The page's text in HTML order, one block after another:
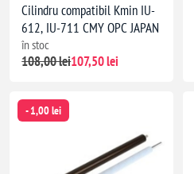
Cilindru compatibil Kmin IU-
612, IU-711 CMY OPC JAPAN
în stoc
108,00 lei107,50 lei
- 1,00 lei